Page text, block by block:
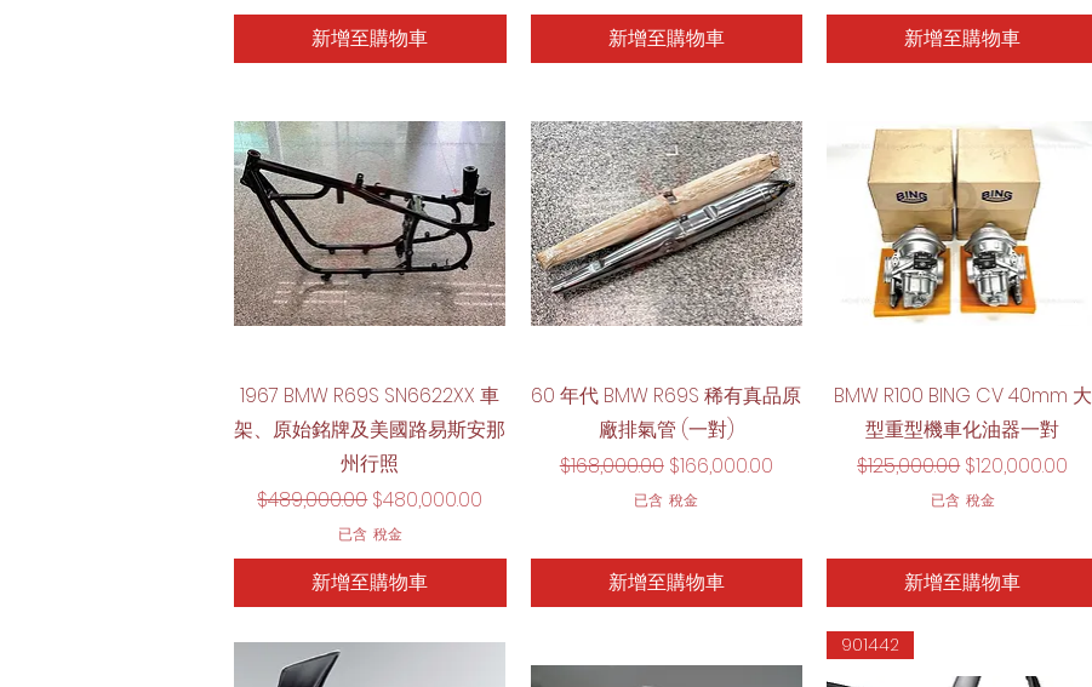
新增至購物車 新增至購物車 新增至購物車
快速瀏覽
1967 BMW R69S SN6622XX 車
架、原始銘牌及美國路易斯安那
州行照
一般價格
$489,000.00 促銷價格
$480,000.00
已含 稅金
新增至購物車
快速瀏覽
60 年代 BMW R69S 稀有真品原
廠排氣管 (一對)
一般價格
$168,000.00 促銷價格
$166,000.00
已含 稅金
新增至購物車
快速瀏覽
BMW R100 BING CV 40mm 大
型重型機車化油器一對
一般價格
$125,000.00 促銷價格
$120,000.00
已含 稅金
新增至購物車
901442